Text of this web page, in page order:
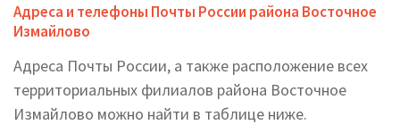
Адреса и телефоны Почты России района Восточное
Измайлово
Адреса Почты России, а также расположение всех
территориальных филиалов района Восточное
Измайлово можно найти в таблице ниже.